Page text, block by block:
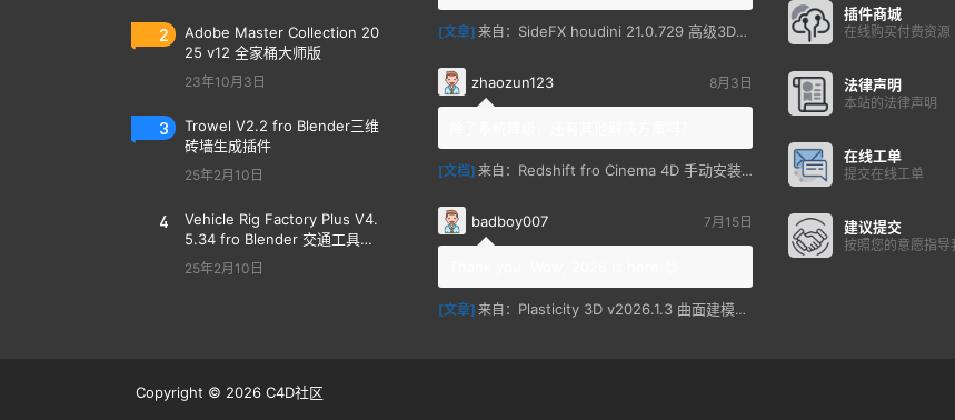
2
Adobe Master Collection 20
25 v12 全家桶大师版
23年10月3日
3
Trowel V2.2 fro Blender三维
砖墙生成插件
25年2月10日
4
Vehicle Rig Factory Plus V4.
5.34 fro Blender 交通工具汽
车绑定插件
25年2月10日
[文章] 来自： SideFX houdini 21.0.729 高级3D特效软件
zhaozun123 8月3日
[文档] 来自： Redshift fro Cinema 4D 手动安装教程
badboy007 7月15日
[文章] 来自： Plasticity 3D v2026.1.3 曲面建模软件
插件商城
在线购买付费资源
法律声明
本站的法律声明
在线工单
提交在线工单
建议提交
按照您的意愿指导
Copyright © 2026 C4D社区